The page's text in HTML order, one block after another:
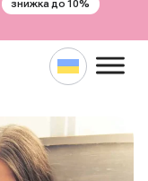
знижка до 10%